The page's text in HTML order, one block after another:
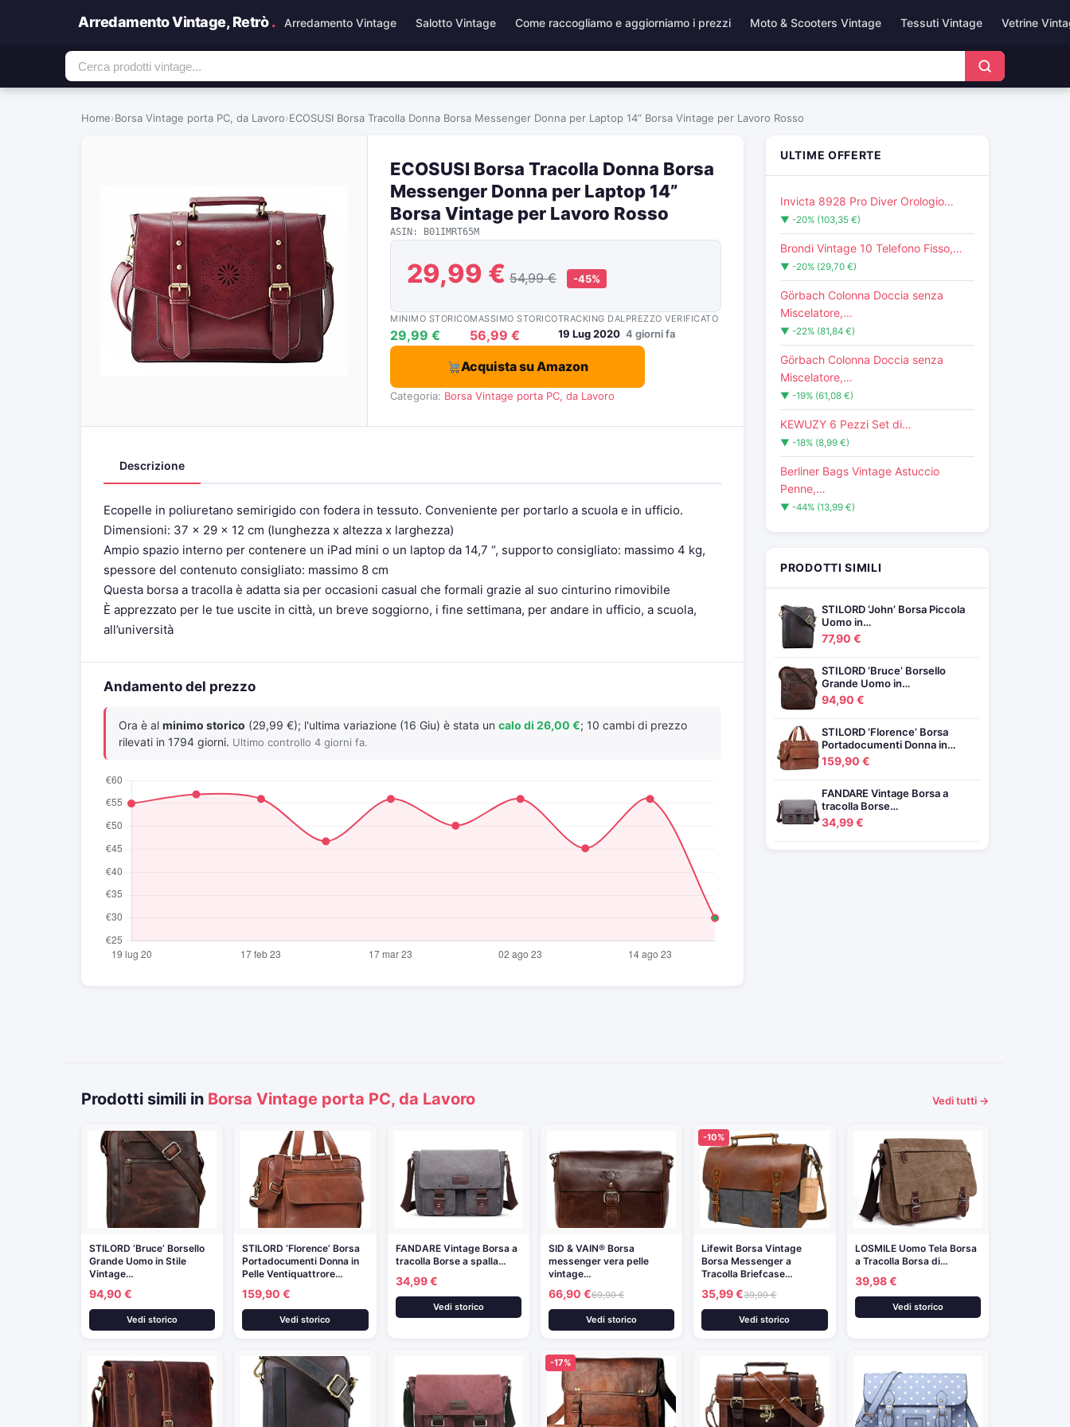
Arredamento Vintage, Retrò. Arredamento Vintage Salotto Vintage Come raccogliamo e aggiorniamo i prezzi Moto & Scooters Vintage Tessuti Vintage Vetrine
Home›Borsa Vintage porta PC, da Lavoro›ECOSUSI Borsa Tracolla Donna Borsa Messenger Donna per Laptop 14” Borsa Vintage per Lavoro Rosso
ECOSUSI Borsa Tracolla Donna Borsa
Messenger Donna per Laptop 14”
Borsa Vintage per Lavoro Rosso
ASIN: B01IMRT65M
29,99 € 54,99 € -45%
MINIMO STORICO
29,99 €
MASSIMO STORICO
56,99 €
TRACKING DAL
19 Lug 2020
PREZZO VERIFICATO
4 giorni fa
Acquista su Amazon
Categoria: Borsa Vintage porta PC, da Lavoro
Descrizione
Ecopelle in poliuretano semirigido con fodera in tessuto. Conveniente per portarlo a scuola e in ufficio.
Dimensioni: 37 x 29 x 12 cm (lunghezza x altezza x larghezza)
Ampio spazio interno per contenere un iPad mini o un laptop da 14,7 “, supporto consigliato: massimo 4 kg,
spessore del contenuto consigliato: massimo 8 cm
Questa borsa a tracolla è adatta sia per occasioni casual che formali grazie al suo cinturino rimovibile
È apprezzato per le tue uscite in città, un breve soggiorno, i fine settimana, per andare in ufficio, a scuola,
all’università
Andamento del prezzo
Ora è al minimo storico (29,99 €); l'ultima variazione (16 Giu) è stata un calo di 26,00 €; 10 cambi di prezzo
rilevati in 1794 giorni. Ultimo controllo 4 giorni fa.
ULTIME OFFERTE
Invicta 8928 Pro Diver Orologio…
▼ -20% (103,35 €)
Brondi Vintage 10 Telefono Fisso,…
▼ -20% (29,70 €)
Görbach Colonna Doccia senza
Miscelatore,…
▼ -22% (81,84 €)
Görbach Colonna Doccia senza
Miscelatore,…
▼ -19% (61,08 €)
KEWUZY 6 Pezzi Set di…
▼ -18% (8,99 €)
Berliner Bags Vintage Astuccio
Penne,…
▼ -44% (13,99 €)
PRODOTTI SIMILI
STILORD ‘John’ Borsa Piccola
Uomo in…
77,90 €
STILORD ‘Bruce’ Borsello
Grande Uomo in…
94,90 €
STILORD ‘Florence’ Borsa
Portadocumenti Donna in…
159,90 €
FANDARE Vintage Borsa a
tracolla Borse…
34,99 €
Prodotti simili in Borsa Vintage porta PC, da Lavoro Vedi tutti →
STILORD ‘Bruce’ Borsello
Grande Uomo in Stile
Vintage…
94,90 €
Vedi storico
STILORD ‘Florence’ Borsa
Portadocumenti Donna in
Pelle Ventiquattrore…
159,90 €
Vedi storico
FANDARE Vintage Borsa a
tracolla Borse a spalla…
34,99 €
Vedi storico
SID & VAIN® Borsa
messenger vera pelle
vintage…
66,90 €69,90 €
Vedi storico
-10%
Lifewit Borsa Vintage
Borsa Messenger a
Tracolla Briefcase…
35,99 €39,99 €
Vedi storico
LOSMILE Uomo Tela Borsa
a Tracolla Borsa di…
39,98 €
Vedi storico
-17%